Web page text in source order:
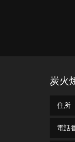
炭火
住所
電話